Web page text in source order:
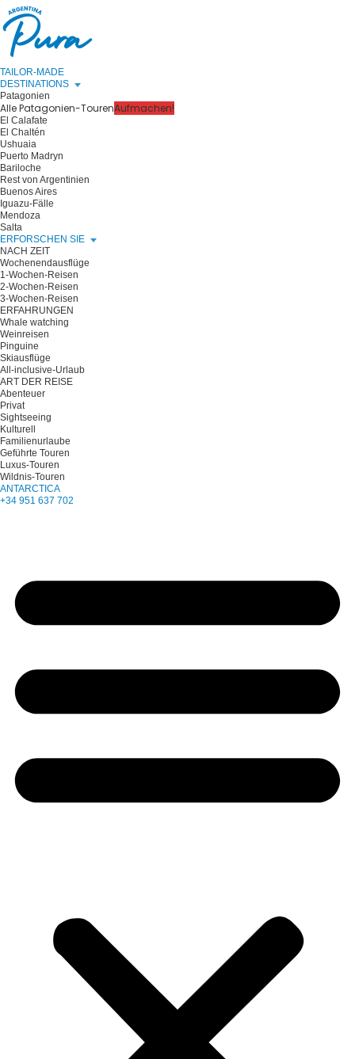
TAILOR-MADE
DESTINATIONS
Patagonien
Alle Patagonien-TourenAufmachen!
El Calafate
El Chaltén
Ushuaia
Puerto Madryn
Bariloche
Rest von Argentinien
Buenos Aires
Iguazu-Fälle
Mendoza
Salta
ERFORSCHEN SIE
NACH ZEIT
Wochenendausflüge
1-Wochen-Reisen
2-Wochen-Reisen
3-Wochen-Reisen
ERFAHRUNGEN
Whale watching
Weinreisen
Pinguine
Skiausflüge
All-inclusive-Urlaub
ART DER REISE
Abenteuer
Privat
Sightseeing
Kulturell
Familienurlaube
Geführte Touren
Luxus-Touren
Wildnis-Touren
ANTARCTICA
+34 951 637 702